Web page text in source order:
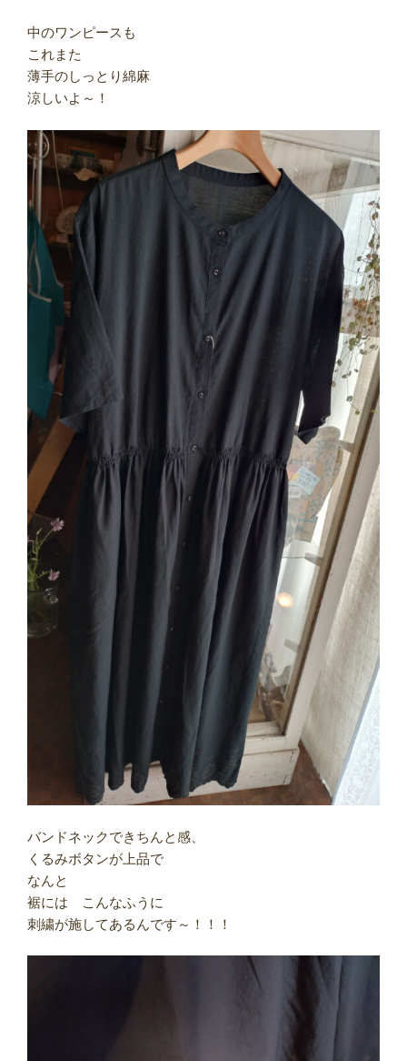
中のワンピースも
これまた
薄手のしっとり綿麻
涼しいよ～！
バンドネックできちんと感、
くるみボタンが上品で
なんと
裾には こんなふうに
刺繍が施してあるんです～！！！